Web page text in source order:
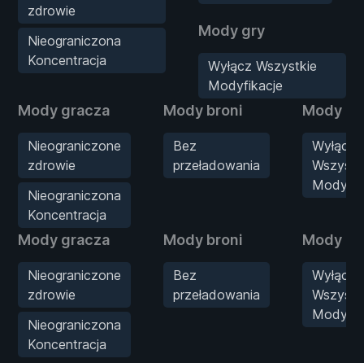
zdrowie
Nieograniczona
Koncentracja
Mody gry
Wyłącz Wszystkie
Modyfikacje
Mody gracza
Nieograniczone
zdrowie
Nieograniczona
Koncentracja
Mody broni
Bez
przeładowania
Mody
Wyłącz
Mody gracza
Nieograniczone
zdrowie
Nieograniczona
Koncentracja
Mody broni
Bez
przeładowania
Mody
Wyłącz